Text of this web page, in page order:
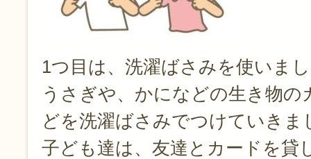
1つ目は、洗濯ばさみを使いま
うさぎや、かになどの生き物の
どを洗濯ばさみでつけていきま
子ども達は、友達とカードを貸